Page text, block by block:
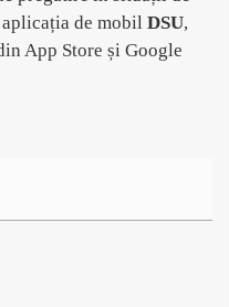
de mobil DSU,
App Store și Google